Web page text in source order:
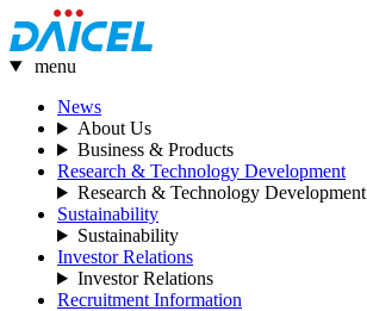
menu
News
About Us
Business & Products
Research & Technology Development
Research & Technology Development
Sustainability
Sustainability
Investor Relations
Investor Relations
Recruitment Information